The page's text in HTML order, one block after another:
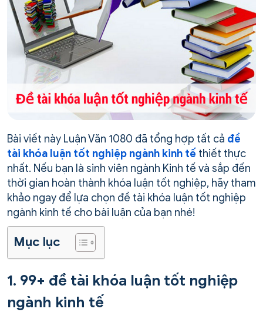
Bài viết này Luận Văn 1080 đã tổng hợp tất cả đề
tài khóa luận tốt nghiệp ngành kinh tế thiết thực
nhất. Nếu bạn là sinh viên ngành Kinh tế và sắp đến
thời gian hoàn thành khóa luận tốt nghiệp, hãy tham
khảo ngay để lựa chọn đề tài khóa luận tốt nghiệp
ngành kinh tế cho bài luận của bạn nhé!
Mục lục
1. 99+ đề tài khóa luận tốt nghiệp
ngành kinh tế